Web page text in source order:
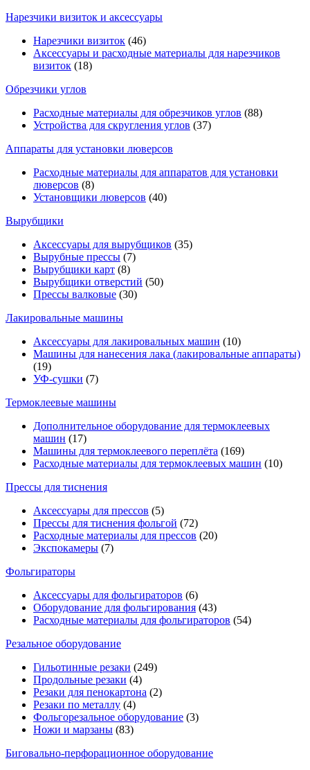
Нарезчики визиток и аксессуары
Нарезчики визиток (46)
Аксессуары и расходные материалы для нарезчиков
визиток (18)
Обрезчики углов
Расходные материалы для обрезчиков углов (88)
Устройства для скругления углов (37)
Аппараты для установки люверсов
Расходные материалы для аппаратов для установки
люверсов (8)
Установщики люверсов (40)
Вырубщики
Аксессуары для вырубщиков (35)
Вырубные прессы (7)
Вырубщики карт (8)
Вырубщики отверстий (50)
Прессы валковые (30)
Лакировальные машины
Аксессуары для лакировальных машин (10)
Машины для нанесения лака (лакировальные аппараты)
(19)
УФ-сушки (7)
Термоклеевые машины
Дополнительное оборудование для термоклеевых
машин (17)
Машины для термоклеевого переплёта (169)
Расходные материалы для термоклеевых машин (10)
Прессы для тиснения
Аксессуары для прессов (5)
Прессы для тиснения фольгой (72)
Расходные материалы для прессов (20)
Экспокамеры (7)
Фольгираторы
Аксессуары для фольгираторов (6)
Оборудование для фольгирования (43)
Расходные материалы для фольгираторов (54)
Резальное оборудование
Гильотинные резаки (249)
Продольные резаки (4)
Резаки для пенокартона (2)
Резаки по металлу (4)
Фольгорезальное оборудование (3)
Ножи и марзаны (83)
Биговально-перфорационное оборудование